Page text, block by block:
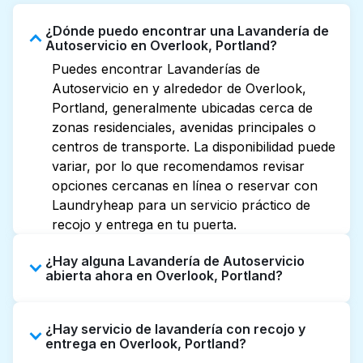
¿Dónde puedo encontrar una Lavandería de
Autoservicio en Overlook, Portland?
Puedes encontrar Lavanderías de
Autoservicio en y alrededor de Overlook,
Portland, generalmente ubicadas cerca de
zonas residenciales, avenidas principales o
centros de transporte. La disponibilidad puede
variar, por lo que recomendamos revisar
opciones cercanas en línea o reservar con
Laundryheap para un servicio práctico de
recojo y entrega en tu puerta.
¿Hay alguna Lavandería de Autoservicio
abierta ahora en Overlook, Portland?
Overlook tienen horarios extendidos, pero no
todas abren hasta tarde o 24/7. Revisar
¿Hay servicio de lavandería con recojo y
entrega en Overlook, Portland?